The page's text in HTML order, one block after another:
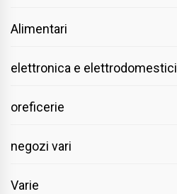
Alimentari
elettronica e elettrodomestici
oreficerie
negozi vari
Varie